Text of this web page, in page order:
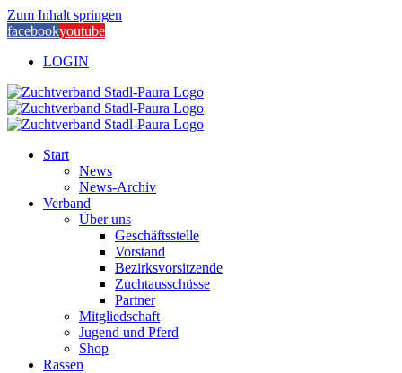
Zum Inhalt springen
facebookyoutube
LOGIN
Start
News
News-Archiv
Verband
Über uns
Geschäftsstelle
Vorstand
Bezirksvorsitzende
Zuchtausschüsse
Partner
Mitgliedschaft
Jugend und Pferd
Shop
Rassen